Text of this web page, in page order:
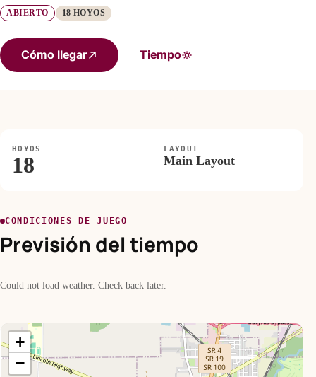
ABIERTO 18 HOYOS
Cómo llegar Tiempo
HOYOS
18
LAYOUT
Main Layout
CONDICIONES DE JUEGO
Previsión del tiempo
Could not load weather. Check back later.
+
−